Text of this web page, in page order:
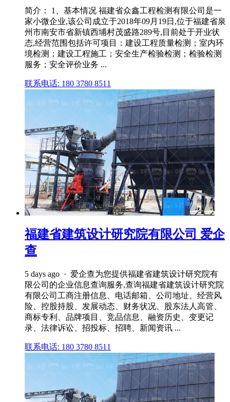
简介： 1、基本情况 福建省众鑫工程检测有限公司是一
家小微企业,该公司成立于2018年09月19日,位于福建省泉
州市南安市省新镇西埔村茂盛路289号,目前处于开业状
态,经营范围包括许可项目：建设工程质量检测；室内环
境检测；建设工程施工；安全生产检验检测；检验检测
服务；安全评价业务 ...
联系电话: 180 3780 8511
福建省建筑设计研究院有限公司 爱企
查
5 days ago · 爱企查为您提供福建省建筑设计研究院有
限公司的企业信息查询服务,查询福建省建筑设计研究院
有限公司工商注册信息、电话邮箱、公司地址、经营风
险、控股持股、发展动态、财务状况、股东法人高管、
商标专利、品牌项目、竞品信息、融资历史、变更记
录、法律诉讼、招投标、招聘、新闻资讯 ...
联系电话: 180 3780 8511